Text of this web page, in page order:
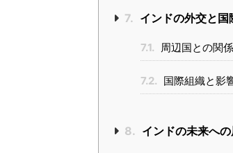
7. インドの外交と国
7.1. 周辺国との関係
7.2. 国際組織と影
8. インドの未来へ